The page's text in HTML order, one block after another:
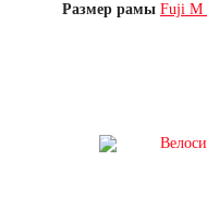
Размер рамы Fuji M